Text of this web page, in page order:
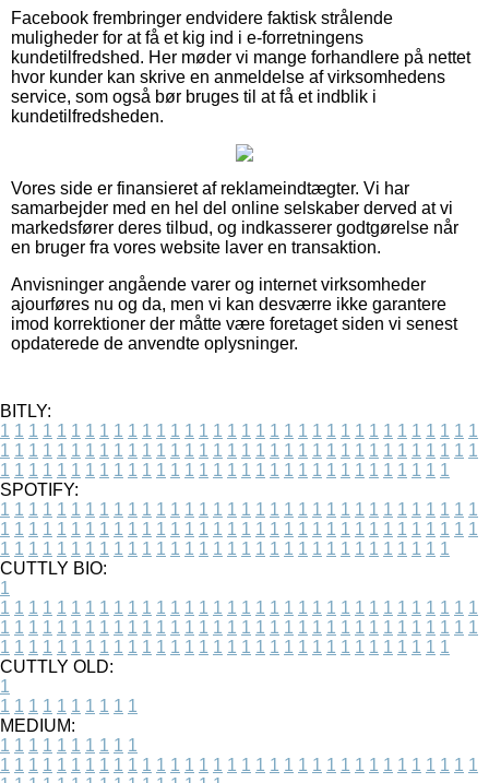
Facebook frembringer endvidere faktisk strålende
muligheder for at få et kig ind i e-forretningens
kundetilfredshed. Her møder vi mange forhandlere på nettet
hvor kunder kan skrive en anmeldelse af virksomhedens
service, som også bør bruges til at få et indblik i
kundetilfredsheden.
Vores side er finansieret af reklameindtægter. Vi har
samarbejder med en hel del online selskaber derved at vi
markedsfører deres tilbud, og indkasserer godtgørelse når
en bruger fra vores website laver en transaktion.
Anvisninger angående varer og internet virksomheder
ajourføres nu og da, men vi kan desværre ikke garantere
imod korrektioner der måtte være foretaget siden vi senest
opdaterede de anvendte oplysninger.
BITLY:
1 1 1 1 1 1 1 1 1 1 1 1 1 1 1 1 1 1 1 1 1 1 1 1 1 1 1 1 1 1 1 1 1 1
1 1 1 1 1 1 1 1 1 1 1 1 1 1 1 1 1 1 1 1 1 1 1 1 1 1 1 1 1 1 1 1 1 1
1 1 1 1 1 1 1 1 1 1 1 1 1 1 1 1 1 1 1 1 1 1 1 1 1 1 1 1 1 1 1 1
SPOTIFY:
1 1 1 1 1 1 1 1 1 1 1 1 1 1 1 1 1 1 1 1 1 1 1 1 1 1 1 1 1 1 1 1 1 1
1 1 1 1 1 1 1 1 1 1 1 1 1 1 1 1 1 1 1 1 1 1 1 1 1 1 1 1 1 1 1 1 1 1
1 1 1 1 1 1 1 1 1 1 1 1 1 1 1 1 1 1 1 1 1 1 1 1 1 1 1 1 1 1 1 1
CUTTLY BIO:
1
1 1 1 1 1 1 1 1 1 1 1 1 1 1 1 1 1 1 1 1 1 1 1 1 1 1 1 1 1 1 1 1 1 1
1 1 1 1 1 1 1 1 1 1 1 1 1 1 1 1 1 1 1 1 1 1 1 1 1 1 1 1 1 1 1 1 1 1
1 1 1 1 1 1 1 1 1 1 1 1 1 1 1 1 1 1 1 1 1 1 1 1 1 1 1 1 1 1 1 1
CUTTLY OLD:
1
1 1 1 1 1 1 1 1 1 1
MEDIUM:
1 1 1 1 1 1 1 1 1 1
1 1 1 1 1 1 1 1 1 1 1 1 1 1 1 1 1 1 1 1 1 1 1 1 1 1 1 1 1 1 1 1 1 1